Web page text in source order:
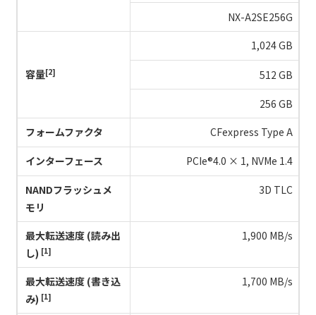
NX-A2SE256G
容量[2]
1,024 GB
512 GB
256 GB
フォームファクタ CFexpress Type A
インターフェース PCIe®4.0 × 1, NVMe 1.4
NANDフラッシュメ
モリ
3D TLC
最大転送速度 (読み出
し) [1]
1,900 MB/s
最大転送速度 (書き込
み) [1]
1,700 MB/s